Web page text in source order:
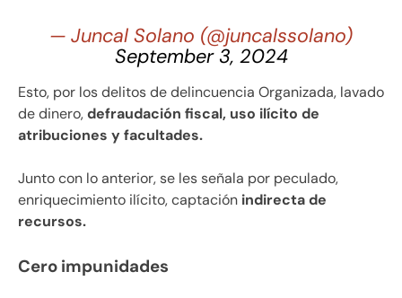
— Juncal Solano (@juncalssolano)
September 3, 2024
Esto, por los delitos de delincuencia Organizada, lavado
de dinero,defraudación fiscal, uso ilícito de
atribuciones y facultades.
Junto con lo anterior, se les señala por peculado,
enriquecimiento ilícito, captación indirecta de
recursos.
Cero impunidades